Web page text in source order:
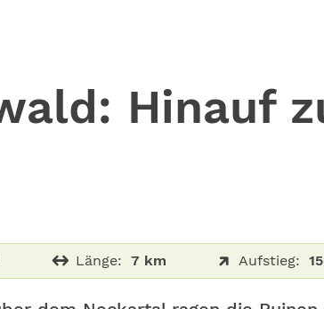
Hinauf
Länge: 7 km Aufstieg: